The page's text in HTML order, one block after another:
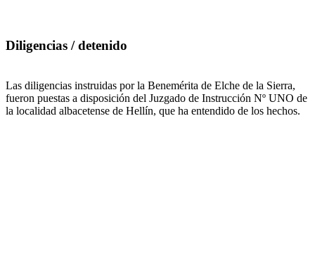
Diligencias / detenido
Las diligencias instruidas por la Benemérita de Elche de la Sierra,
fueron puestas a disposición del Juzgado de Instrucción Nº UNO de
la localidad albacetense de Hellín, que ha entendido de los hechos.